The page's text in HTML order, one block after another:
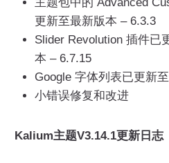
更新至最新版本 – 6.3.3
Slider Revolution 插件已
本 – 6.7.15
Google 字体列表已更新
小错误修复和改进
Kalium主题V3.14.1更新日志